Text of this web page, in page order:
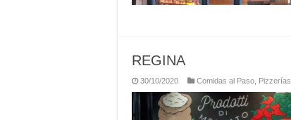
REGINA
30/10/2020 Comidas al Paso Pizzerías